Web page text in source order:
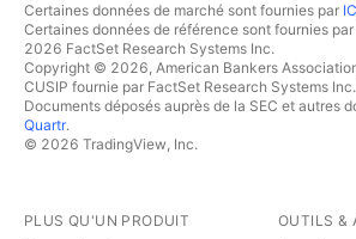
Certaines données de marché sont fournies par
Certaines données de référence sont fournies
2026 FactSet Research Systems Inc.
Copyright © 2026, American Bankers
CUSIP fournie par FactSet Research Systems
Documents déposés auprès de la SEC et autres
Quartr.
© 2026 TradingView, Inc.
PLUS QU'UN PRODUIT OUTILS &